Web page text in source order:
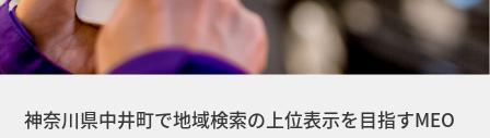
神奈川県中井町で地域検索の上位表示を目指すMEO